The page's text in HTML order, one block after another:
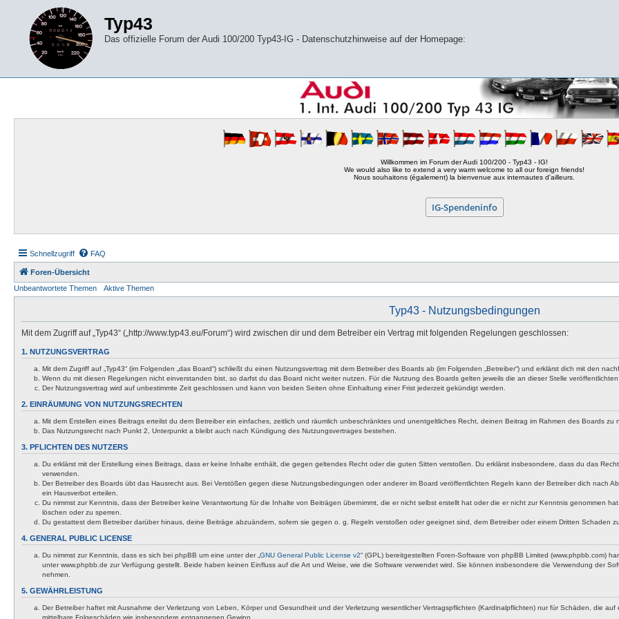
Typ43
Das offizielle Forum der Audi 100/200 Typ43-IG - Datenschutzhinweise auf der Homepage:
Willkommen im Forum der Audi 100/200 - Typ43 - IG!
We would also like to extend a very warm welcome to all our foreign friends!
Nous souhaitons (également) la bienvenue aux internautes d'ailleurs.
IG-Spendeninfo
Schnellzugriff FAQ
Foren-Übersicht
Unbeantwortete Themen
Aktive Themen
Typ43 - Nutzungsbedingungen
Mit dem Zugriff auf „Typ43“ („http://www.typ43.eu/Forum“) wird zwischen dir und dem Betreiber ein Vertrag mit folgenden Regelungen geschlossen:
1. NUTZUNGSVERTRAG
Mit dem Zugriff auf „Typ43“ (im Folgenden „das Board“) schließt du einen Nutzungsvertrag mit dem Betreiber des Boards ab (im Folgenden „Betreiber“) und erklärst dich mit den
Wenn du mit diesen Regelungen nicht einverstanden bist, so darfst du das Board nicht weiter nutzen. Für die Nutzung des Boards gelten jeweils die an dieser Stelle veröffentlichten
Der Nutzungsvertrag wird auf unbestimmte Zeit geschlossen und kann von beiden Seiten ohne Einhaltung einer Frist jederzeit gekündigt werden.
2. EINRÄUMUNG VON NUTZUNGSRECHTEN
Mit dem Erstellen eines Beitrags erteilst du dem Betreiber ein einfaches, zeitlich und räumlich unbeschränktes und unentgeltliches Recht, deinen Beitrag im Rahmen des Boards zu
Das Nutzungsrecht nach Punkt 2, Unterpunkt a bleibt auch nach Kündigung des Nutzungsvertrages bestehen.
3. PFLICHTEN DES NUTZERS
Du erklärst mit der Erstellung eines Beitrags, dass er keine Inhalte enthält, die gegen geltendes Recht oder die guten Sitten verstoßen. Du erklärst insbesondere, dass du das
verwenden.
Der Betreiber des Boards übt das Hausrecht aus. Bei Verstößen gegen diese Nutzungsbedingungen oder anderer im Board veröffentlichten Regeln kann der Betreiber dich nach
ein Hausverbot erteilen.
Du nimmst zur Kenntnis, dass der Betreiber keine Verantwortung für die Inhalte von Beiträgen übernimmt, die er nicht selbst erstellt hat oder die er nicht zur Kenntnis genommen
löschen oder zu sperren.
Du gestattest dem Betreiber darüber hinaus, deine Beiträge abzuändern, sofern sie gegen o. g. Regeln verstoßen oder geeignet sind, dem Betreiber oder einem Dritten Schaden
4. GENERAL PUBLIC LICENSE
Du nimmst zur Kenntnis, dass es sich bei phpBB um eine unter der „ GNU General Public License v2“ (GPL) bereitgestellten Foren-Software von phpBB Limited (www.phpbb.com)
unter www.phpbb.de zur Verfügung gestellt. Beide haben keinen Einfluss auf die Art und Weise, wie die Software verwendet wird. Sie können insbesondere die Verwendung der
nehmen.
5. GEWÄHRLEISTUNG
Der Betreiber haftet mit Ausnahme der Verletzung von Leben, Körper und Gesundheit und der Verletzung wesentlicher Vertragspflichten (Kardinalpflichten) nur für Schäden, die
mittelbare Folgeschäden wie insbesondere entgangenen Gewinn.